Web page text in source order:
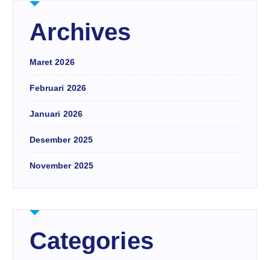
Archives
Maret 2026
Februari 2026
Januari 2026
Desember 2025
November 2025
Categories